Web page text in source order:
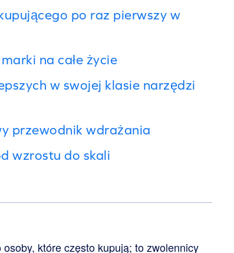
po raz pierwszy w
na całe życie
w swojej klasie narzędzi
przewodnik wdrażania
wzrostu do skali
które często kupują; to zwolennicy